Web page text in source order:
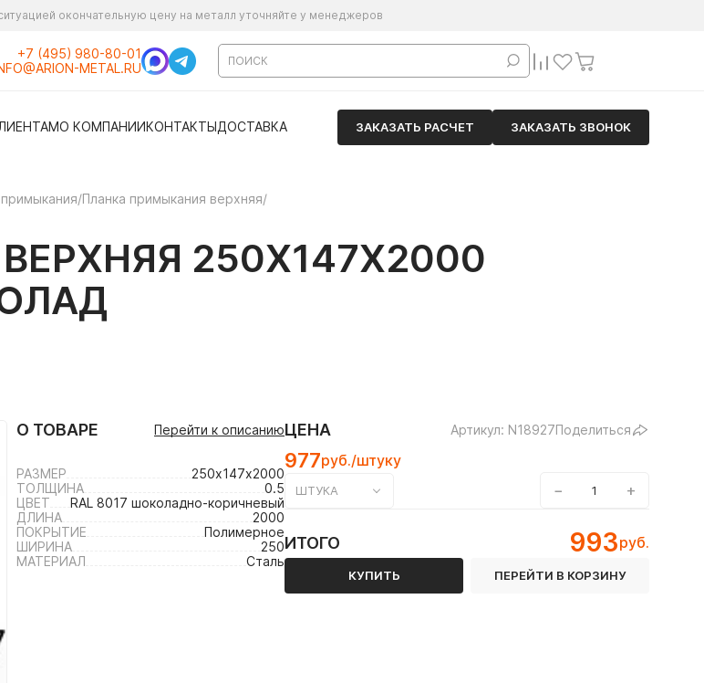
окончательную цену на металл уточняйте у менеджеров
+7 (495) 980-80-01
METAL.RU
О КОМПАНИИКОНТАКТЫДОСТАВКА ЗАКАЗАТЬ РАСЧЕТ ЗАКАЗАТЬ ЗВОНОК
/Планка примыкания верхняя/
250Х147Х2000
О ТОВАРЕ Перейти к описанию
РАЗМЕР
250х147х2000
ТОЛЩИНА
0.5
ЦВЕТ
RAL 8017 шоколадно-коричневый
ДЛИНА
2000
ПОКРЫТИЕ
Полимерное
ШИРИНА
250
МАТЕРИАЛ
Сталь
ЦЕНА Артикул: N18927Поделиться
977руб./штуку
ШТУКА − +
ИТОГО 993руб.
КУПИТЬ ПЕРЕЙТИ В КОРЗИНУ